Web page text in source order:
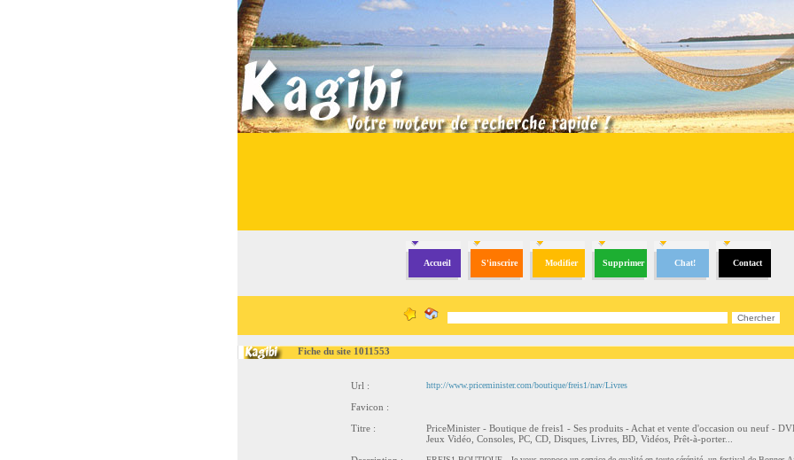
Accueil S'inscrire Modifier Supprimer Chat! Contact
Fiche du site 1011553
Url : http://www.priceminister.com/boutique/freis1/nav/Livres
Favicon :
Titre :
PriceMinister - Boutique de freis1 - Ses produits - Achat et vente d'occasion ou neuf -
Jeux Vidéo, Consoles, PC, CD, Disques, Livres, BD, Vidéos, Prêt-à-porter...